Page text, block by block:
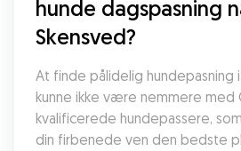
hunde dagspasning
Skensved?
At finde pålidelig hundepasning
kunne ikke være nemmere med
kvalificerede hundepassere,
din firbenede ven den bedste